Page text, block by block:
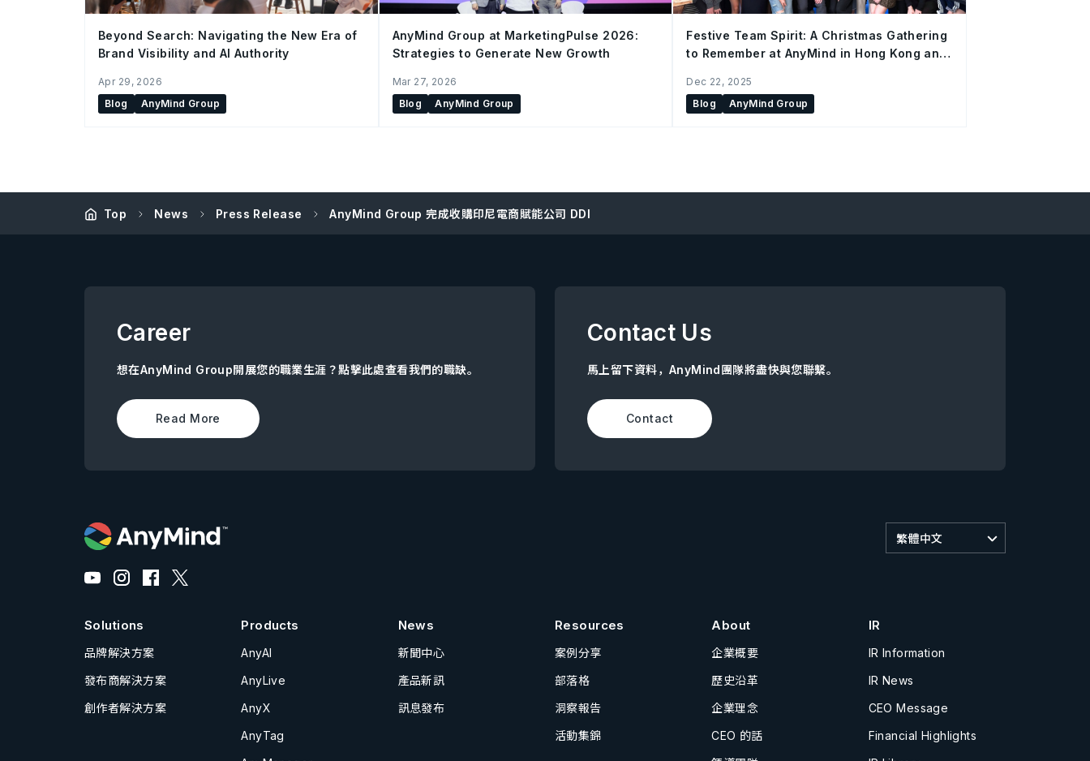
Beyond Search: Navigating the New Era of
Brand Visibility and AI Authority
Apr 29, 2026
Blog
AnyMind Group
AnyMind Group at MarketingPulse 2026:
Strategies to Generate New Growth
Mar 27, 2026
Blog
AnyMind Group
Festive Team Spirit: A Christmas Gathering
to Remember at AnyMind in Hong Kong and
Dec 22, 2025
Blog
AnyMind Group
Top News Press Release AnyMind Group 完成收購印尼電商賦能公司 DDI
Career
想在AnyMind Group開展您的職業生涯？點擊此處查看我們的職缺。
Read More
Contact Us
馬上留下資料，AnyMind團隊將盡快與您聯繫。
Contact
繁體中文
Solutions
品牌解決方案
發布商解決方案
創作者解決方案
Products
AnyAI
AnyLive
AnyX
AnyTag
News
新聞中心
產品新訊
訊息發布
Resources
案例分享
部落格
洞察報告
活動集錦
About
企業概要
歷史沿革
企業理念
CEO 的話
IR
IR Information
IR News
CEO Message
Financial Highlights